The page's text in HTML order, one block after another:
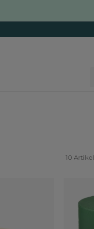
10 Artikel